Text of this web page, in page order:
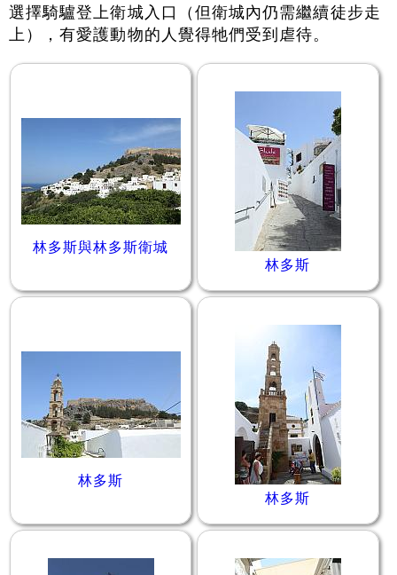
選擇騎驢登上衛城入口（但衛城內仍需繼續徒步走
上），有愛護動物的人覺得牠們受到虐待。
林多斯與林多斯衛城
林多斯
林多斯
林多斯